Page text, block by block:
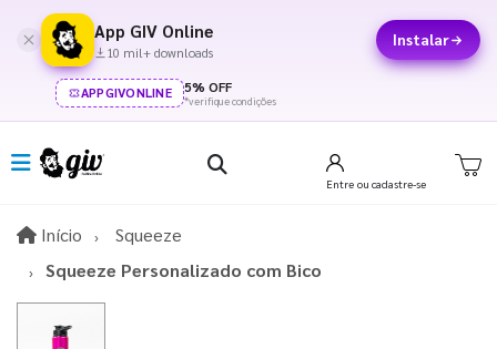
App GIV Online
10 mil+ downloads
Instalar
APPGIVONLINE 5% OFF
*verifique condições
Entre ou cadastre-se
Início InícioSqueeze
Squeeze Personalizado com Bico